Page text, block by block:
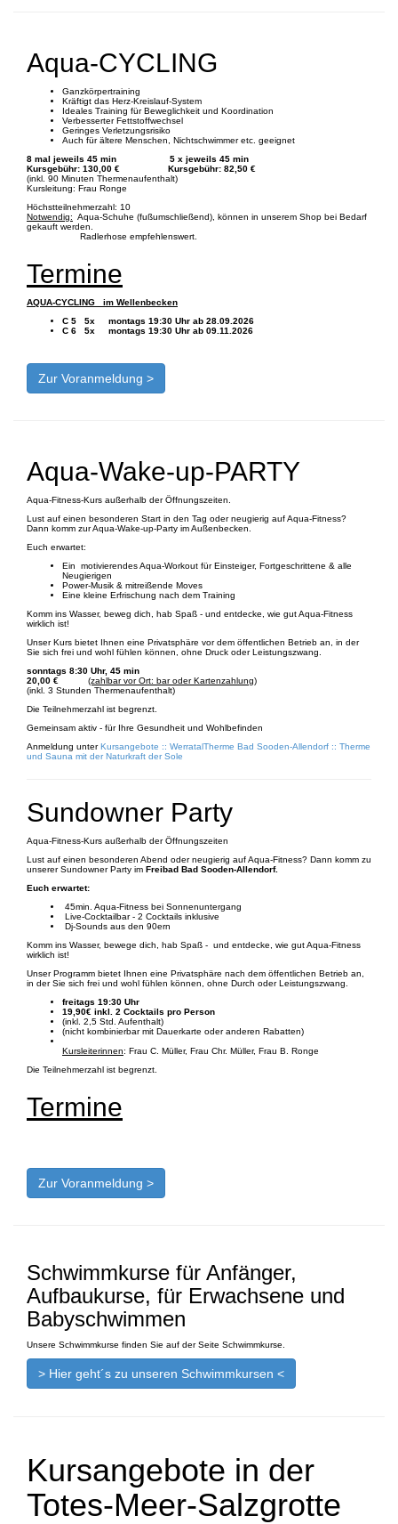
Aqua-CYCLING
Ganzkörpertraining
Kräftigt das Herz-Kreislauf-System
Ideales Training für Beweglichkeit und Koordination
Verbesserter Fettstoffwechsel
Geringes Verletzungsrisiko
Auch für ältere Menschen, Nichtschwimmer etc. geeignet
8 mal jeweils 45 min 5 x jeweils 45 min
Kursgebühr: 130,00 € Kursgebühr: 82,50 €
(inkl. 90 Minuten Thermenaufenthalt)
Kursleitung: Frau Ronge
Höchstteilnehmerzahl: 10
Notwendig: Aqua-Schuhe (fußumschließend), können in unserem Shop bei Bedarf
gekauft werden.
Radlerhose empfehlenswert.
Termine
AQUA-CYCLING im Wellenbecken
C 5 5x montags 19:30 Uhr ab 28.09.2026
C 6 5x montags 19:30 Uhr ab 09.11.2026
Zur Voranmeldung >
Aqua-Wake-up-PARTY
Aqua-Fitness-Kurs außerhalb der Öffnungszeiten.
Lust auf einen besonderen Start in den Tag oder neugierig auf Aqua-Fitness?
Dann komm zur Aqua-Wake-up-Party im Außenbecken.
Euch erwartet:
Ein motivierendes Aqua-Workout für Einsteiger, Fortgeschrittene & alle
Neugierigen
Power-Musik & mitreißende Moves
Eine kleine Erfrischung nach dem Training
Komm ins Wasser, beweg dich, hab Spaß - und entdecke, wie gut Aqua-Fitness
wirklich ist!
Unser Kurs bietet Ihnen eine Privatsphäre vor dem öffentlichen Betrieb an, in der
Sie sich frei und wohl fühlen können, ohne Druck oder Leistungszwang.
sonntags 8:30 Uhr, 45 min
20 ,00 € (zahlbar vor Ort: bar oder Kartenzahlung)
(inkl. 3 Stunden Thermenaufenthalt)
Die Teilnehmerzahl ist begrenzt.
Gemeinsam aktiv - für Ihre Gesundheit und Wohlbefinden
Anmeldung unterKursangebote :: WerratalTherme Bad Sooden-Allendorf :: Therme
und Sauna mit der Naturkraft der Sole
Sundowner Party
Aqua-Fitness-Kurs außerhalb der Öffnungszeiten
Lust auf einen besonderen Abend oder neugierig auf Aqua-Fitness? Dann komm zu
unserer Sundowner Party im Freibad Bad Sooden-Allendorf.
Euch erwartet:
45min. Aqua-Fitness bei Sonnenuntergang
Live-Cocktailbar - 2 Cocktails inklusive
Dj-Sounds aus den 90ern
Komm ins Wasser, bewege dich, hab Spaß - und entdecke, wie gut Aqua-Fitness
wirklich ist!
Unser Programm bietet Ihnen eine Privatsphäre nach dem öffentlichen Betrieb an,
in der Sie sich frei und wohl fühlen können, ohne Durch oder Leistungszwang.
freitags 19:30 Uhr
19,90€ inkl. 2 Cocktails pro Person
(inkl. 2,5 Std. Aufenthalt)
(nicht kombinierbar mit Dauerkarte oder anderen Rabatten)
Kursleiterinnen: Frau C. Müller, Frau Chr. Müller, Frau B. Ronge
Die Teilnehmerzahl ist begrenzt.
Termine
Zur Voranmeldung >
Schwimmkurse für Anfänger,
Aufbaukurse, für Erwachsene und
Babyschwimmen
Unsere Schwimmkurse finden Sie auf der Seite Schwimmkurse.
> Hier geht´s zu unseren Schwimmkursen <
Kursangebote in der
Totes-Meer-Salzgrotte